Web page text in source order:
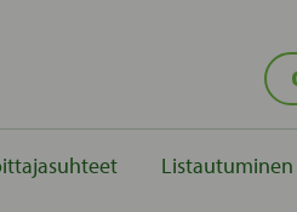
Listautuminen